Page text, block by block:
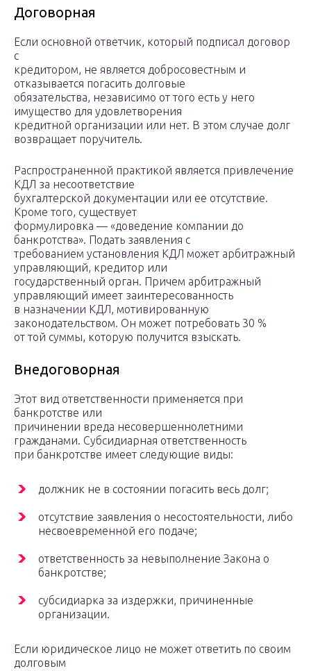
Договорная
Если основной ответчик, который подписал договор
с
кредитором, не является добросовестным и
отказывается погасить долговые
обязательства, независимо от того есть у него
имущество для удовлетворения
кредитной организации или нет. В этом случае долг
возвращает поручитель.
Распространенной практикой является привлечение
КДЛ за несоответствие
бухгалтерской документации или ее отсутствие.
Кроме того, существует
формулировка — «доведение компании до
банкротства». Подать заявления с
требованием установления КДЛ может арбитражный
управляющий, кредитор или
государственный орган. Причем арбитражный
управляющий имеет заинтересованность
в назначении КДЛ, мотивированную
законодательством. Он может потребовать 30 %
от той суммы, которую получится взыскать.
Внедоговорная
Этот вид ответственности применяется при
банкротстве или
причинении вреда несовершеннолетними
гражданами. Субсидиарная ответственность
при банкротстве имеет следующие виды:
должник не в состоянии погасить весь долг;
отсутствие заявления о несостоятельности, либо
несвоевременной его подаче;
ответственность за невыполнение Закона о
банкротстве;
субсидиарка за издержки, причиненные
организации.
Если юридическое лицо не может ответить по своим
долговым